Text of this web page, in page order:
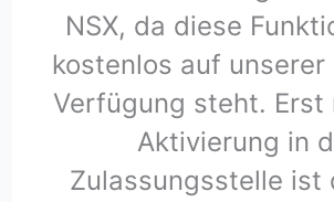
NSX, da diese
kostenlos auf unserer
Verfügung steht. Erst
Aktivierung in
Zulassungsstelle ist